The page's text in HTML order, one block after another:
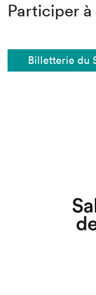
Participer
Billetterie du